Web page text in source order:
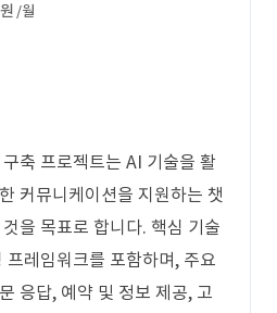
/월
축 프로젝트는 AI 기술을 활
커뮤니케이션을 지원하는 챗
을 목표로 합니다. 핵심 기술
프레임워크를 포함하며, 주요
응답, 예약 및 정보 제공, 고